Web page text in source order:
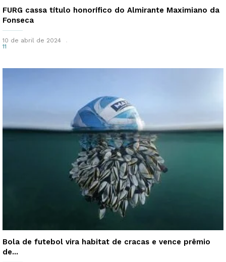
FURG cassa título honorífico do Almirante Maximiano da
Fonseca
10 de abril de 2024
11
Bola de futebol vira habitat de cracas e vence prêmio
de...